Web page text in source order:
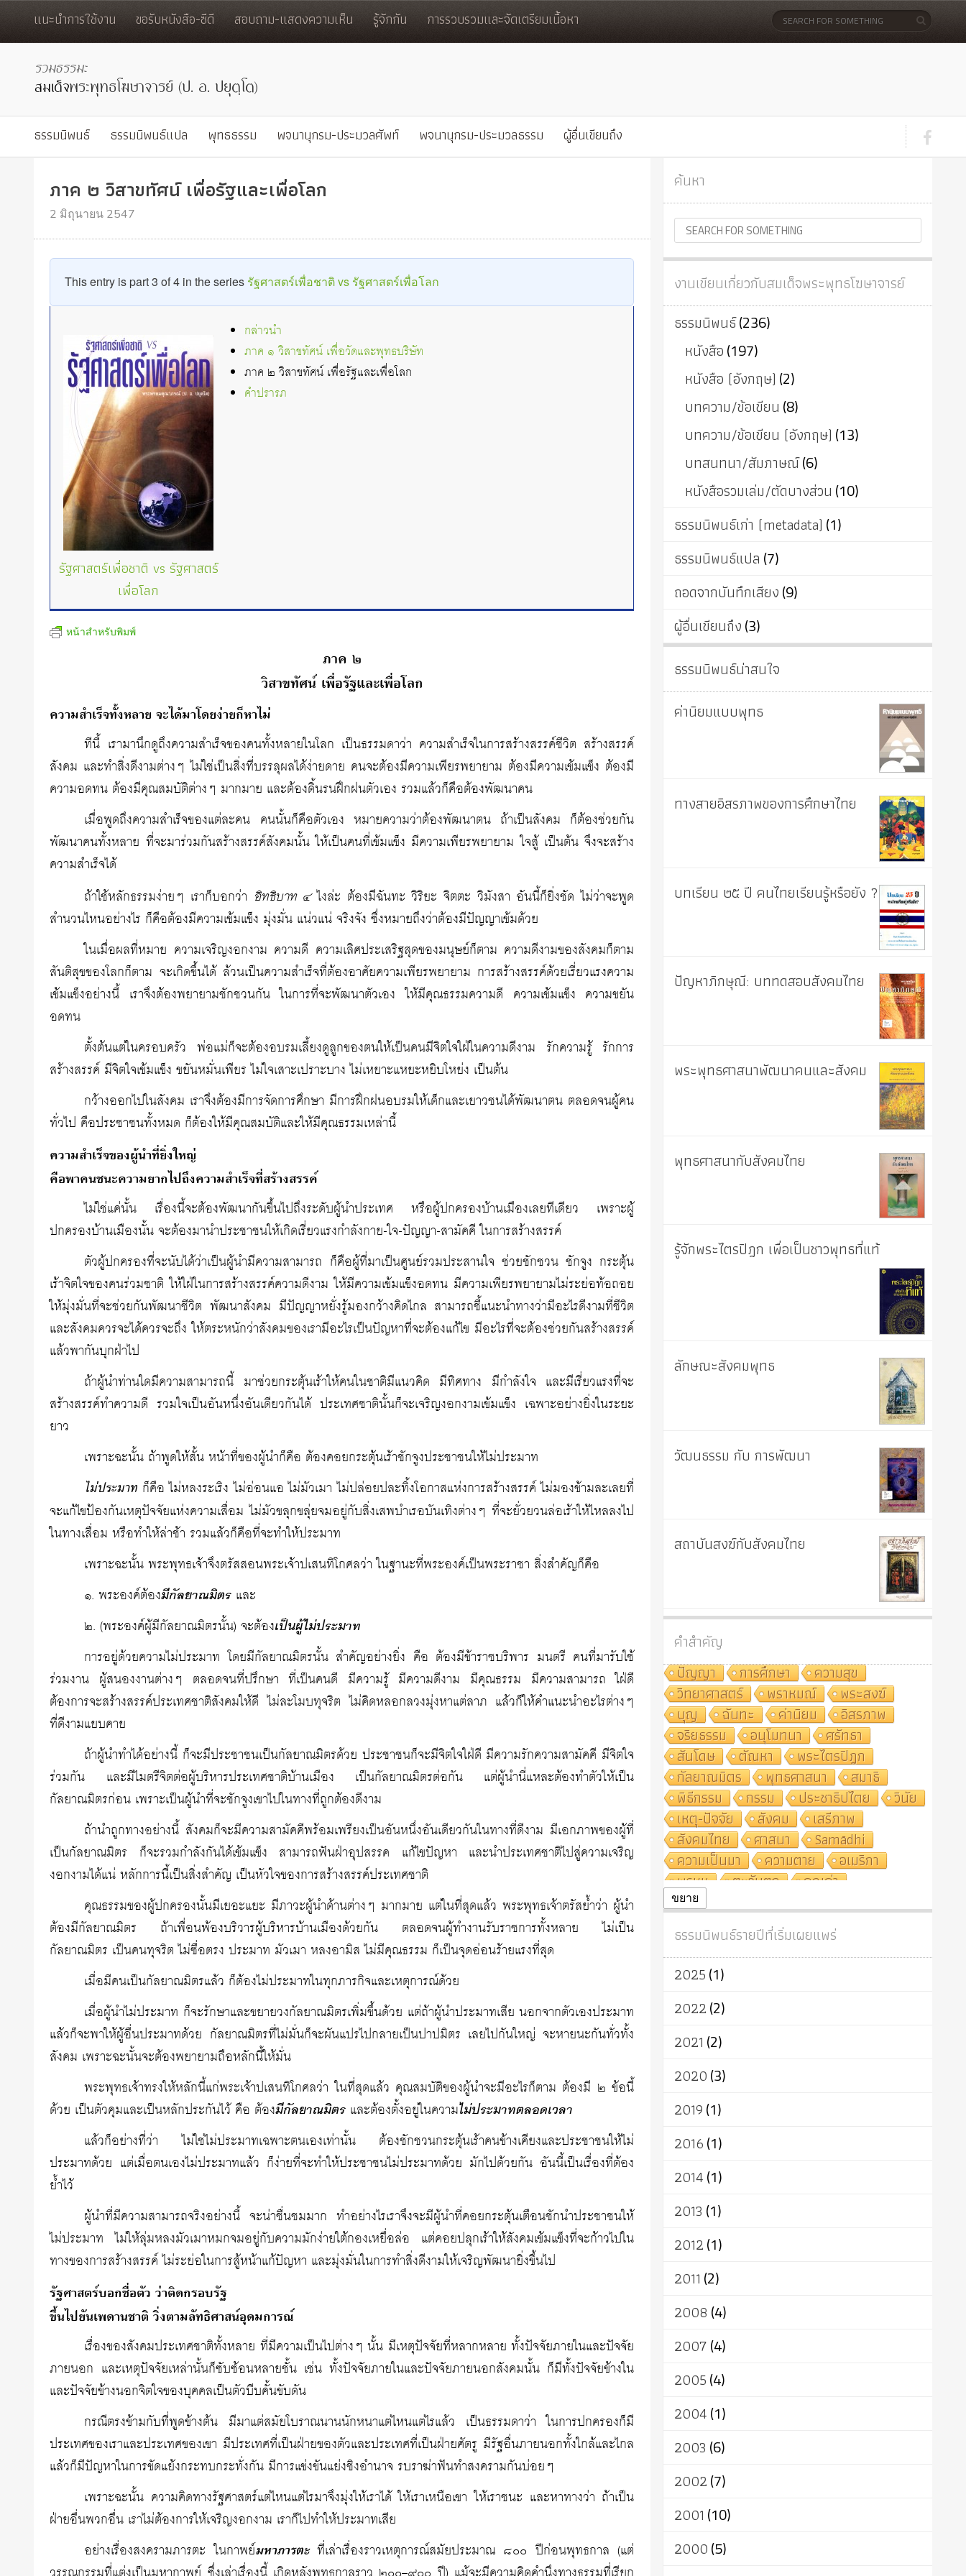
แนะนำการใช้งาน ขอรับหนังสือ-ซีดี สอบถาม-แสดงความเห็น รู้จักกัน การรวบรวมและจัดเตรียมเนื้อหา
ธรรมนิพนธ์ ธรรมนิพนธ์แปล พุทธธรรม พจนานุกรม-ประมวลศัพท์ พจนานุกรม-ประมวลธรรม ผู้อื่นเขียนถึง
ภาค ๒ วิสาขทัศน์ เพื่อรัฐและเพื่อโลก
2 มิถุนายน 2547
This entry is part 3 of 4 in the series รัฐศาสตร์เพื่อชาติ vs รัฐศาสตร์เพื่อโลก
รัฐศาสตร์เพื่อชาติ vs รัฐศาสตร์
เพื่อโลก
กล่าวนำ
ภาค ๑ วิสาขทัศน์ เพื่อวัดและพุทธบริษัท
ภาค ๒ วิสาขทัศน์ เพื่อรัฐและเพื่อโลก
คำปรารภ
หน้าสำหรับพิมพ์
ภาค ๒
วิสาขทัศน์ เพื่อรัฐและเพื่อโลก
ความสำเร็จทั้งหลาย จะได้มาโดยง่ายก็หาไม่
ทีนี้ เรามานึกดูถึงความสำเร็จของคนทั้งหลายในโลก เป็นธรรมดาว่า ความสำเร็จในการสร้างสรรค์ชีวิต สร้างสรรค์
สังคม และทำสิ่งดีงามต่างๆ ไม่ใช่เป็นสิ่งที่บรรลุผลได้ง่ายดาย คนจะต้องมีความเพียรพยายาม ต้องมีความเข้มแข็ง ต้องมี
ความอดทน ต้องมีคุณสมบัติต่างๆ มากมาย และต้องดิ้นรนฝึกฝนตัวเอง รวมแล้วก็คือต้องพัฒนาคน
เมื่อพูดถึงความสำเร็จของแต่ละคน คนนั้นก็คือตัวเอง หมายความว่าต้องพัฒนาตน ถ้าเป็นสังคม ก็ต้องช่วยกัน
พัฒนาคนทั้งหลาย ที่จะมาร่วมกันสร้างสรรค์สังคมนั้น ให้เป็นคนที่เข้มแข็ง มีความเพียรพยายาม ใจสู้ เป็นต้น จึงจะสร้าง
ความสำเร็จได้
ถ้าใช้หลักธรรมง่ายๆ เราก็บอกว่า อิทธิบาท ๔ไงล่ะ ต้องมีฉันทะ วิริยะ จิตตะ วิมังสา อันนี้ก็ยิ่งชัด ไม่ว่าจะพูด
สำนวนไหนอย่างไร ก็คือต้องมีความเข้มแข็ง มุ่งมั่น แน่วแน่ จริงจัง ซึ่งหมายถึงว่าต้องมีปัญญาเข้มด้วย
ในเมื่อผลที่หมาย ความเจริญงอกงาม ความดี ความเลิศประเสริฐสุดของมนุษย์ก็ตาม ความดีงามของสังคมก็ตาม
สันติสุขของโลกก็ตาม จะเกิดขึ้นได้ ล้วนเป็นความสำเร็จที่ต้องอาศัยความเพียรพยายาม การสร้างสรรค์ด้วยเรี่ยวแรงความ
เข้มแข็งอย่างนี้ เราจึงต้องพยายามชักชวนกัน ในการที่จะพัฒนาตัวเอง ให้มีคุณธรรมความดี ความเข้มแข็ง ความขยัน
อดทน
ตั้งต้นแต่ในครอบครัว พ่อแม่ก็จะต้องอบรมเลี้ยงดูลูกของตนให้เป็นคนมีจิตใจใฝ่ในความดีงาม รักความรู้ รักการ
สร้างสรรค์ มีจิตใจเข้มแข็ง ขยันหมั่นเพียร ไม่ใจเสาะเปราะบาง ไม่เหยาะแหยะหยิบโหย่ง เป็นต้น
กว้างออกไปในสังคม เราจึงต้องมีการจัดการศึกษา มีการฝึกฝนอบรมให้เด็กและเยาวชนได้พัฒนาตน ตลอดจนผู้คน
ทั่วไป คือประชาชนทั้งหมด ก็ต้องให้มีคุณสมบัติและให้มีคุณธรรมเหล่านี้
ความสำเร็จของผู้นำที่ยิ่งใหญ่
คือพาคนชนะความยากไปถึงความสำเร็จที่สร้างสรรค์
ไม่ใช่แค่นั้น เรื่องนี้จะต้องพัฒนากันขึ้นไปถึงระดับผู้นำประเทศ หรือผู้ปกครองบ้านเมืองเลยทีเดียว เพราะผู้
ปกครองบ้านเมืองนั้น จะต้องมานำประชาชนให้เกิดเรี่ยวแรงกำลังกาย-ใจ-ปัญญา-สามัคคี ในการสร้างสรรค์
ตัวผู้ปกครองที่จะนับได้ว่าเป็นผู้นำมีความสามารถ ก็คือผู้ที่มาเป็นศูนย์รวมประสานใจ ช่วยชักชวน ชักจูง กระตุ้น
เร้าจิตใจของคนร่วมชาติ ให้ใฝ่ในการสร้างสรรค์ความดีงาม ให้มีความเข้มแข็งอดทน มีความเพียรพยายามไม่ระย่อท้อถอย
ให้มุ่งมั่นที่จะช่วยกันพัฒนาชีวิต พัฒนาสังคม มีปัญญาหยั่งรู้มองกว้างคิดไกล สามารถชี้แนะนำทางว่ามีอะไรดีงามที่ชีวิต
และสังคมควรจะได้ควรจะถึง ให้ตระหนักว่าสังคมของเรามีอะไรเป็นปัญหาที่จะต้องแก้ไข มีอะไรที่จะต้องช่วยกันสร้างสรรค์
แล้วพากันบุกฝ่าไป
ถ้าผู้นำท่านใดมีความสามารถนี้ มาช่วยกระตุ้นเร้าให้คนในชาติมีแนวคิด มีทิศทาง มีกำลังใจ และมีเรี่ยวแรงที่จะ
สร้างสรรค์ทำความดี รวมใจเป็นอันหนึ่งอันเดียวกันได้ ประเทศชาตินั้นก็จะเจริญงอกงามเข้มแข็ง เฉพาะอย่างยิ่งในระยะ
ยาว
เพราะฉะนั้น ถ้าพูดให้สั้น หน้าที่ของผู้นำก็คือ ต้องคอยกระตุ้นเร้าชักจูงประชาชนให้ไม่ประมาท
ไม่ประมาท ก็คือ ไม่หลงระเริง ไม่อ่อนแอ ไม่มัวเมา ไม่ปล่อยปละทิ้งโอกาสแห่งการสร้างสรรค์ ไม่มองข้ามละเลยที่
จะแก้ไขป้องกันเหตุปัจจัยแห่งความเสื่อม ไม่มัวขลุกขลุ่ยจมอยู่กับสิ่งเสพบำเรอบันเทิงต่างๆ ที่จะยั่วยวนล่อเร้าให้ไหลลงไป
ในทางเสื่อม หรือทำให้ล่าช้า รวมแล้วก็คือที่จะทำให้ประมาท
เพราะฉะนั้น พระพุทธเจ้าจึงตรัสสอนพระเจ้าปเสนทิโกศลว่า ในฐานะที่พระองค์เป็นพระราชา สิ่งสำคัญก็คือ
๑. พระองค์ต้องมีกัลยาณมิตร และ
๒. (พระองค์ผู้มีกัลยาณมิตรนั้น) จะต้องเป็นผู้ไม่ประมาท
การอยู่ด้วยความไม่ประมาท โดยมีกัลยาณมิตรนั้น สำคัญอย่างยิ่ง คือ ต้องมีข้าราชบริพาร มนตรี คนที่มารับใช้
ร่วมงาน ผู้สนองงานต่างๆ ตลอดจนที่ปรึกษา ที่เป็นคนดี มีความรู้ มีความดีงาม มีคุณธรรม มีความสามารถ ใฝ่ดี
ต้องการจะสร้างสรรค์ประเทศชาติสังคมให้ดี ไม่ละโมบทุจริต ไม่คิดหลอกลวงมุ่งหาแต่ลาภ แล้วก็ให้คำแนะนำอะไรต่างๆ
ที่ดีงามแยบคาย
ถ้าผู้นำทำได้อย่างนี้ ก็จะมีประชาชนเป็นกัลยาณมิตรด้วย ประชาชนก็จะมีจิตใจใฝ่ดี มีความรักความสามัคคี มีจิตใจ
ร่วมกัน และมีไมตรีจิตต่อผู้บริหารประเทศชาติบ้านเมือง เป็นกัลยาณมิตรต่อกัน แต่ผู้นำนี่แหละต้องทำตัวให้เป็น
กัลยาณมิตรก่อน เพราะเป็นผู้นำที่จะชักจูงเขาไปในทางที่ถูกต้องดีงาม
ถ้านำถูกทางอย่างนี้ สังคมก็จะมีความสามัคคีพร้อมเพรียงเป็นอันหนึ่งอันเดียวกันในทางที่ดีงาม มีเอกภาพของผู้ที่
เป็นกัลยาณมิตร ก็จะรวมกำลังกันได้เข้มแข็ง สามารถฟันฝ่าอุปสรรค แก้ไขปัญหา และนำประเทศชาติไปสู่ความเจริญ
งอกงามได้แน่ หลักการนี้เป็นสิ่งสำคัญ เป็นหัวใจของการสร้างสรรค์ประเทศชาติ
คุณธรรมของผู้ปกครองนั้นมีเยอะแยะ มีภาวะผู้นำด้านต่างๆ มากมาย แต่ในที่สุดแล้ว พระพุทธเจ้าตรัสย้ำว่า ผู้นำ
ต้องมีกัลยาณมิตร ถ้าเพื่อนพ้องบริวารผู้บริหารบ้านเมืองด้วยกัน ตลอดจนผู้ทำงานรับราชการทั้งหลาย ไม่เป็น
กัลยาณมิตร เป็นคนทุจริต ไม่ซื่อตรง ประมาท มัวเมา หลงอามิส ไม่มีคุณธรรม ก็เป็นจุดอ่อนร้ายแรงที่สุด
เมื่อมีคนเป็นกัลยาณมิตรแล้ว ก็ต้องไม่ประมาทในทุกภารกิจและเหตุการณ์ด้วย
เมื่อผู้นำไม่ประมาท ก็จะรักษาและขยายวงกัลยาณมิตรเพิ่มขึ้นด้วย แต่ถ้าผู้นำประมาทเสีย นอกจากตัวเองประมาท
แล้วก็จะพาให้ผู้อื่นประมาทด้วย กัลยาณมิตรที่ไม่มั่นก็จะผันแปรไปกลายเป็นปาปมิตร เลยไปกันใหญ่ จะหายนะกันทั่วทั้ง
สังคม เพราะฉะนั้นจะต้องพยายามถือหลักนี้ให้มั่น
พระพุทธเจ้าทรงให้หลักนี้แก่พระเจ้าปเสนทิโกศลว่า ในที่สุดแล้ว คุณสมบัติของผู้นำจะมีอะไรก็ตาม ต้องมี ๒ ข้อนี้
ด้วย เป็นตัวคุมและเป็นหลักประกันไว้ คือ ต้องมีกัลยาณมิตร และต้องตั้งอยู่ในความไม่ประมาทตลอดเวลา
แล้วก็อย่างที่ว่า ไม่ใช่ไม่ประมาทเฉพาะตนเองเท่านั้น ต้องชักชวนกระตุ้นเร้าคนข้างเคียงและประชาชนให้ไม่
ประมาทด้วย แต่เมื่อตนเองไม่ประมาทแล้ว ก็ง่ายที่จะทำให้ประชาชนไม่ประมาทด้วย มักไปด้วยกัน อันนี้เป็นเรื่องที่ต้อง
ย้ำไว้
ผู้นำที่มีความสามารถจริงอย่างนี้ จะน่าชื่นชมมาก ทำอย่างไรเราจึงจะมีผู้นำที่คอยกระตุ้นเตือนชักนำประชาชนให้
ไม่ประมาท ไม่ให้ลุ่มหลงมัวเมาหมกจมอยู่กับความมักง่ายใต้กองเหยื่อล่อ แต่คอยปลุกเร้าให้สังคมเข้มแข็งที่จะก้าวไปใน
ทางของการสร้างสรรค์ ไม่ระย่อในการสู้หน้าแก้ปัญหา และมุ่งมั่นในการทำสิ่งดีงามให้เจริญพัฒนายิ่งขึ้นไป
รัฐศาสตร์บอกชื่อตัว ว่าติดกรอบรัฐ
ขึ้นไปยันเพดานชาติ วิ่งตามลัทธิศาสน์อุดมการณ์
เรื่องของสังคมประเทศชาติทั้งหลาย ที่มีความเป็นไปต่างๆ นั้น มีเหตุปัจจัยที่หลากหลาย ทั้งปัจจัยภายในและปัจจัย
ภายนอก และเหตุปัจจัยเหล่านั้นก็ซับซ้อนหลายชั้น เช่น ทั้งปัจจัยภายในและปัจจัยภายนอกสังคมนั้น ก็มีทั้งปัจจัยข้างใน
และปัจจัยข้างนอกจิตใจของบุคคลเป็นตัวบีบคั้นขับดัน
กรณีตรงข้ามกับที่พูดข้างต้น มีมาแต่สมัยโบราณนานนักหนาแต่ไหนแต่ไรแล้ว เป็นธรรมดาว่า ในการปกครองก็มี
ประเทศของเราและประเทศของเขา มีประเทศที่เป็นฝ่ายของตัวและประเทศที่เป็นฝ่ายศัตรู มีรัฐอื่นภายนอกทั้งใกล้และไกล
แล้วก็มีปัญหาในการขัดแย้งกระทบกระทั่งกัน มีการแข่งขันแย่งชิงอำนาจ รบราฆ่าฟันทำสงครามกันบ่อยๆ
เพราะฉะนั้น ความคิดทางรัฐศาสตร์แต่ไหนแต่ไรมาจึงมุ่งให้เราได้ ให้เราเหนือเขา ให้เราชนะ และหาทางว่า ถ้าเป็น
ฝ่ายอื่นพวกอื่น เราไม่ต้องการให้เจริญงอกงาม เราก็ไปทำให้ประมาทเสีย
อย่างเรื่องสงครามภารตะ ในกาพย์มหาภารตะที่เล่าเรื่องราวเหตุการณ์สมัยประมาณ ๘๐๐ ปีก่อนพุทธกาล (แต่
ค้นหา
งานเขียนเกี่ยวกับสมเด็จพระพุทธโฆษาจารย์
ธรรมนิพนธ์(236)
หนังสือ(197)
หนังสือ (อังกฤษ) (2)
บทความ/ข้อเขียน (8)
บทความ/ข้อเขียน (อังกฤษ) (13)
บทสนทนา/สัมภาษณ์(6)
หนังสือรวมเล่ม/ตัดบางส่วน (10)
ธรรมนิพนธ์เก่า (metadata) (1)
ธรรมนิพนธ์แปล (7)
ถอดจากบันทึกเสียง(9)
ผู้อื่นเขียนถึง(3)
ธรรมนิพนธ์น่าสนใจ
ค่านิยมแบบพุทธ
ทางสายอิสรภาพของการศึกษาไทย
บทเรียน ๒๕ ปี คนไทยเรียนรู้หรือยัง ?
ปัญหาภิกษุณี: บททดสอบสังคมไทย
พระพุทธศาสนาพัฒนาคนและสังคม
พุทธศาสนากับสังคมไทย
รู้จักพระไตรปิฎก เพื่อเป็นชาวพุทธที่แท้
ลักษณะสังคมพุทธ
วัฒนธรรม กับ การพัฒนา
สถาบันสงฆ์กับสังคมไทย
คำสำคัญ
ปัญญา
การศึกษา
ความสุข
วิทยาศาสตร์
พราหมณ์
พระสงฆ์
บุญ
ฉันทะ ค่านิยม
อิสรภาพ
จริยธรรม
อนุโมทนา
ศรัทธา
สันโดษ
ตัณหา
พระไตรปิฎก
กัลยาณมิตร
พุทธศาสนา
สมาธิ
พิธีกรรม
กรรม ประชาธิปไตย
วินัย
เหตุ-ปัจจัย
สังคม
เสรีภาพ
สังคมไทย
ศาสนา
Samādhi
ความเป็นมา
ความตาย
อเมริกา
พรหม
ตะวันตก
คุณค่า
ปฏิจจสมุปบาท
ศาสนาประจำชาติ
ผู้บริโภค
ธรรมาธิปไตย
การแยกรัฐกับศาสนา
ธรรมชาติ
เทคโนโลยี
พุทธบริษัท
วัฒนธรรม
ขยาย
ธรรมนิพนธ์รายปีที่เริ่มเผยแพร่
2025(1)
2022(2)
2021 (2)
2020(3)
2019(1)
2016(1)
2014(1)
2013 (1)
2012(1)
2011 (2)
2008 (4)
2007(4)
2005(4)
2004(1)
2003 (6)
2002(7)
2001 (10)
2000(5)